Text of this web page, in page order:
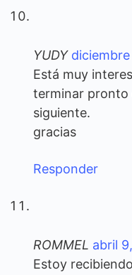
YUDY
Está muy
terminar pronto
siguiente.
gracias
Responder
ROMMEL abril
Estoy